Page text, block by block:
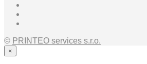
© PRINTEO services s.r.o.
×